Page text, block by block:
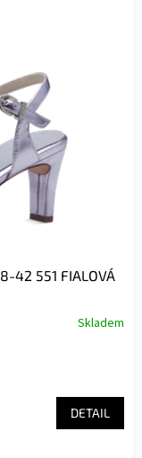
42 551 FIALOVÁ
Skladem
DETAIL